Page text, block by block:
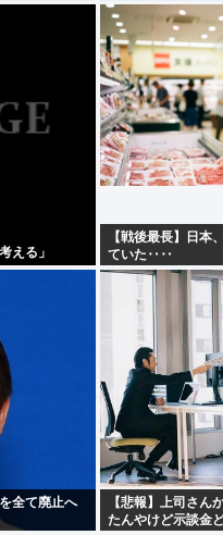
える」
【戦後最長】日本
ていた‥‥
全て廃止へ
【悲報】上司さん
たんやけど示談金